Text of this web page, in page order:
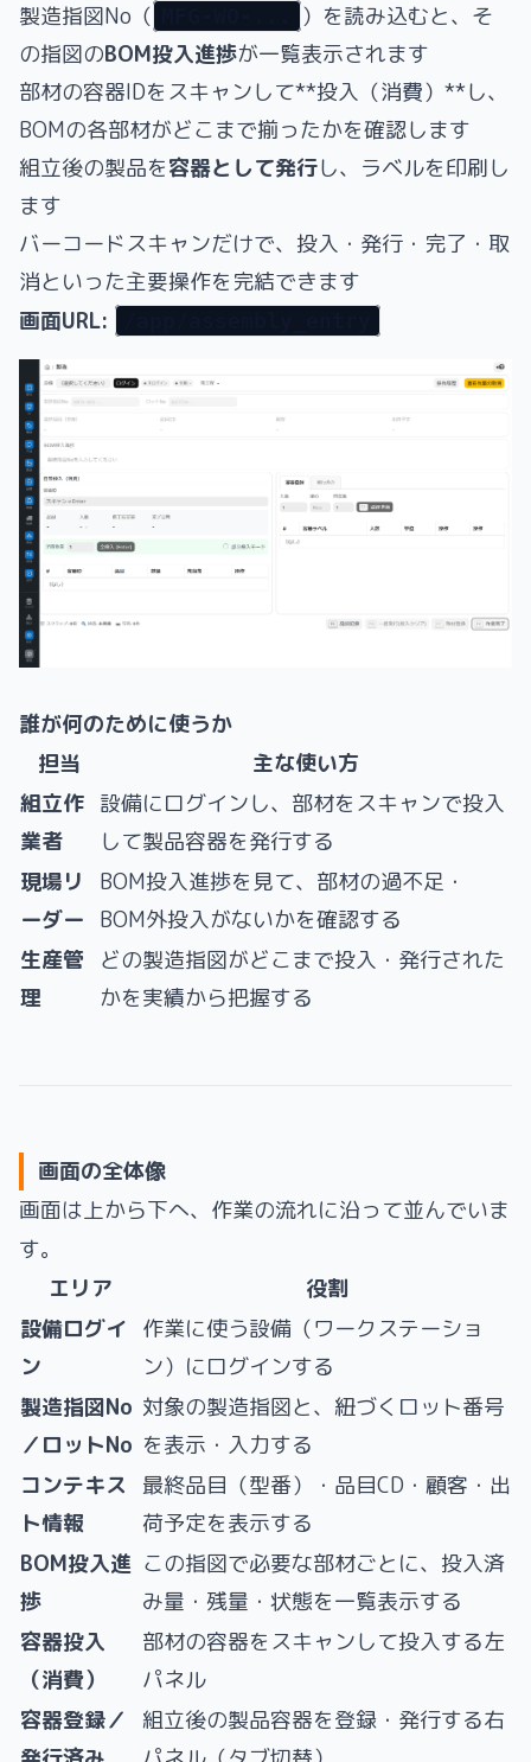
製造指図No（
）を読み込むと、そ
の指図のBOM投入進捗が一覧表示されます
部材の容器IDをスキャンして**投入（消費）**し、
BOMの各部材がどこまで揃ったかを確認します
組立後の製品を容器として発行し、ラベルを印刷し
ます
バーコードスキャンだけで、投入・発行・完了・取
消といった主要操作を完結できます
画面URL:
誰が何のために使うか
担当
主な使い方
組立作
業者
設備にログインし、部材をスキャンで投入
して製品容器を発行する
現場リ
ーダー
BOM投入進捗を見て、部材の過不足・
BOM外投入がないかを確認する
生産管
理
どの製造指図がどこまで投入・発行された
かを実績から把握する
画面の全体像
画面は上から下へ、作業の流れに沿って並んでいま
す。
エリア
役割
設備ログイ
ン
作業に使う設備（ワークステーショ
ン）にログインする
製造指図No
／ロットNo
対象の製造指図と、紐づくロット番号
を表示・入力する
コンテキス
ト情報
最終品目（型番）・品目CD・顧客・出
荷予定を表示する
BOM投入進
捗
この指図で必要な部材ごとに、投入済
み量・残量・状態を一覧表示する
容器投入
（消費）
部材の容器をスキャンして投入する左
パネル
容器登録／
組立後の製品容器を登録・発行する右